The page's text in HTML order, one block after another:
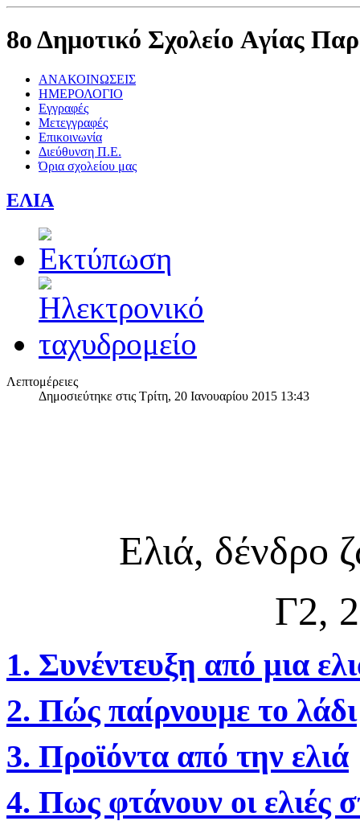
8ο Δημοτικό Σχολείο Aγίας
ΑΝΑΚΟΙΝΩΣΕΙΣ
ΗΜΕΡΟΛΟΓΙΟ
Εγγραφές
Μετεγγραφές
Επικοινωνία
Διεύθυνση Π.Ε.
Όρια σχολείου μας
ΕΛΙΑ
Λεπτομέρειες
Δημοσιεύτηκε στις Τρίτη, 20 Ιανουαρίου 2015 13:43
Ελιά, δένδρο
Γ2,
1. Συνέντευξη από μια
2. Πώς παίρνουμε το λάδι
3. Προϊόντα από την ελιά
4. Πως φτάνουν οι ελιές